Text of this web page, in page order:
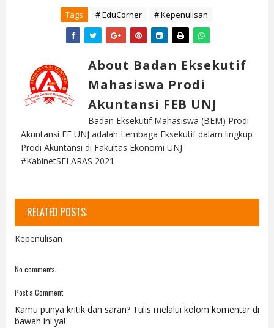
Tags # EduCorner # Kepenulisan
About Badan Eksekutif
Mahasiswa Prodi
Akuntansi FEB UNJ
Badan Eksekutif Mahasiswa (BEM) Prodi
Akuntansi FE UNJ adalah Lembaga Eksekutif dalam lingkup
Prodi Akuntansi di Fakultas Ekonomi UNJ.
#KabinetSELARAS 2021
RELATED POSTS:
Kepenulisan
No comments:
Post a Comment
Kamu punya kritik dan saran? Tulis melalui kolom komentar di
bawah ini ya!